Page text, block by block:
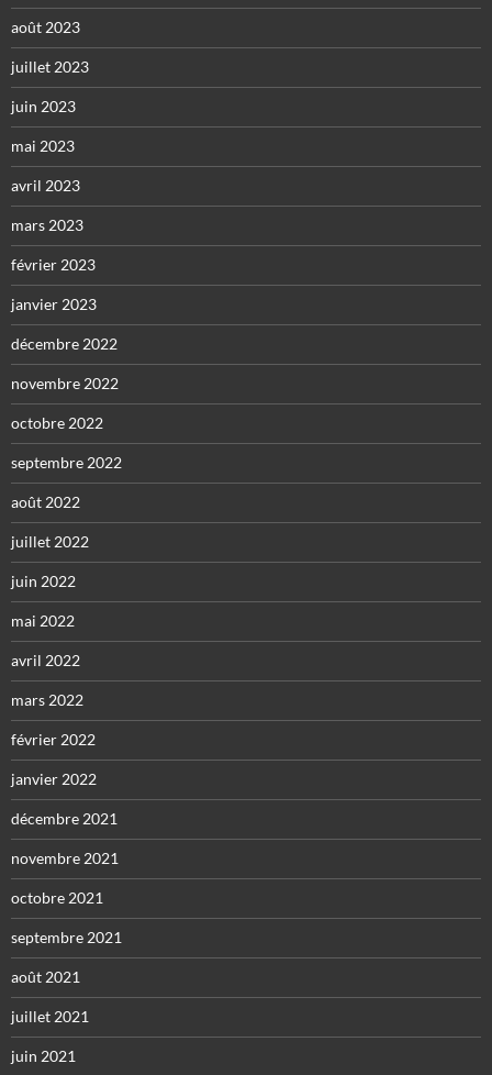
août 2023
juillet 2023
juin 2023
mai 2023
avril 2023
mars 2023
février 2023
janvier 2023
décembre 2022
novembre 2022
octobre 2022
septembre 2022
août 2022
juillet 2022
juin 2022
mai 2022
avril 2022
mars 2022
février 2022
janvier 2022
décembre 2021
novembre 2021
octobre 2021
septembre 2021
août 2021
juillet 2021
juin 2021